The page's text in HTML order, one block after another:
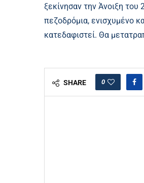
ξεκίνησαν την Άνοιξη
πεζοδρόμια, ενισχυμένο
κατεδαφιστεί. Θα
SHARE 0